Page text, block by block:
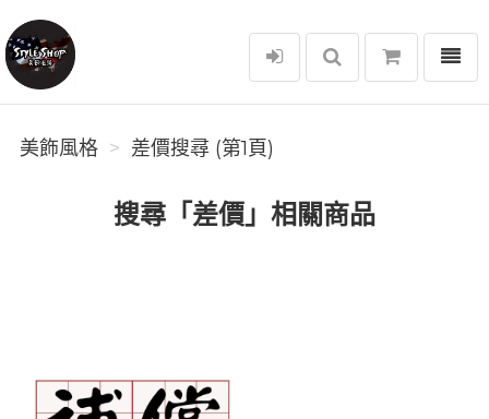
美飾風格
選單
美飾風格 差價搜尋 (第1頁)
搜尋「差價」相關商品